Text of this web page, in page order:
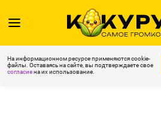
На информационном ресурсе применяются cookie-
файлы. Оставаясь на сайте, вы подтверждаете свое
согласиена их использование.